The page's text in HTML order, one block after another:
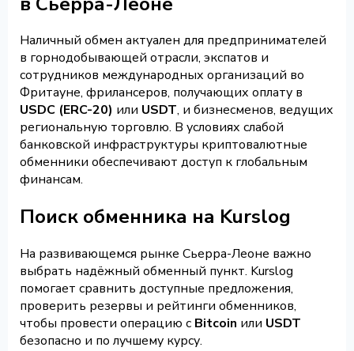
Наличный обмен актуален для предпринимателей
в горнодобывающей отрасли, экспатов и
сотрудников международных организаций во
Фритауне, фрилансеров, получающих оплату в
USDC (ERC-20) или USDT, и бизнесменов, ведущих
региональную торговлю. В условиях слабой
банковской инфраструктуры криптовалютные
обменники обеспечивают доступ к глобальным
финансам.
Поиск обменника на Kurslog
На развивающемся рынке Сьерра-Леоне важно
выбрать надёжный обменный пункт. Kurslog
помогает сравнить доступные предложения,
проверить резервы и рейтинги обменников,
чтобы провести операцию с Bitcoin или USDT
безопасно и по лучшему курсу.